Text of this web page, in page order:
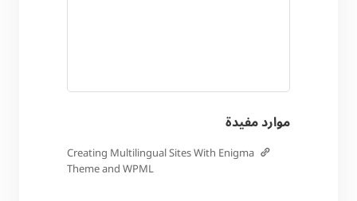
موارد مفيدة
Creating Multilingual Sites With Enigma
Theme and WPML